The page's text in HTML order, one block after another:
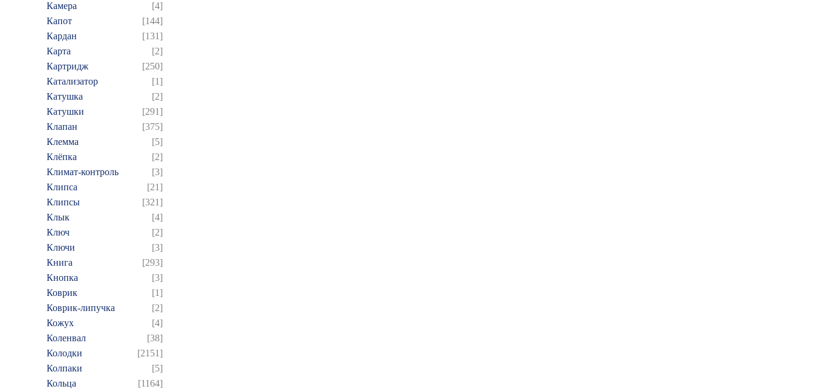
Камера
[4]
Капот
[144]
Кардан
[131]
Карта
[2]
Картридж
[250]
Катализатор
[1]
Катушка
[2]
Катушки
[291]
Клапан
[375]
Клемма
[5]
Клёпка
[2]
Климат-контроль
[3]
Клипса
[21]
Клипсы
[321]
Клык
[4]
Ключ
[2]
Ключи
[3]
Книга
[293]
Кнопка
[3]
Коврик
[1]
Коврик-липучка
[2]
Кожух
[4]
Коленвал
[38]
Колодки
[2151]
Колпаки
[5]
Кольца
[1164]